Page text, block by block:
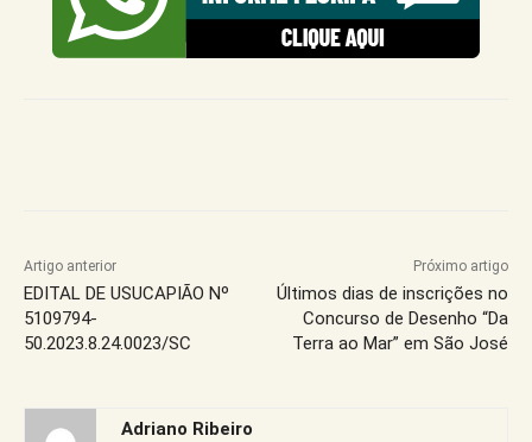
Artigo anterior
EDITAL DE USUCAPIÃO Nº
5109794-
50.2023.8.24.0023/SC
Próximo artigo
Últimos dias de inscrições no
Concurso de Desenho “Da
Terra ao Mar” em São José
Adriano Ribeiro